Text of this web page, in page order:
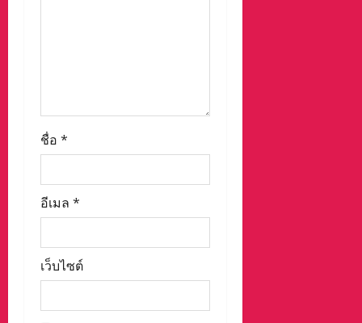
ชื่อ *
อีเมล *
เว็บไซต์